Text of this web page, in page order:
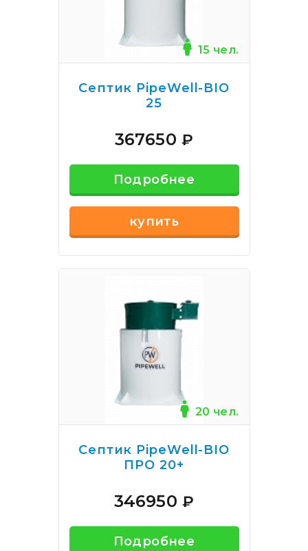
15 чел.
Септик PipeWell-BIO
25
367650₽
Подробнее
купить
20 чел.
Септик PipeWell-BIO
ПРО 20+
346950₽
Подробнее